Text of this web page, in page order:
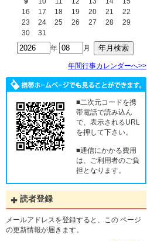
16
17 18 19 20 21
22
23
24 25 26 27 28
29
30
31
年
月
年間行事カレンダーへ>>
■二次元コードを携
帯電話で読み込ん
で、表示されるURL
を押して下さい。
■通信にかかる費用
は、ご利用者のご負
担となります。
読者登録
メールアドレスを登録すると、この ページ
の更新情報が届きます。